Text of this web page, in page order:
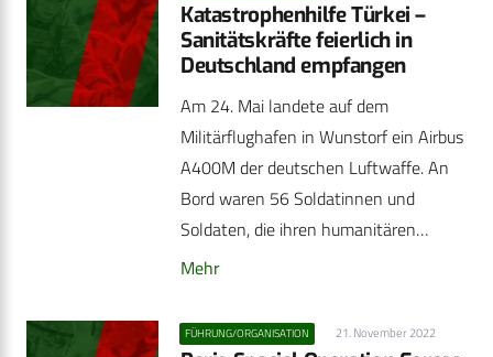
Katastrophenhilfe Türkei –
Sanitätskräfte feierlich in
Deutschland empfangen
Am 24. Mai landete auf dem
Militärflughafen in Wunstorf ein Airbus
A400M der deutschen Luftwaffe. An
Bord waren 56 Soldatinnen und
Soldaten, die ihren humanitären…
Mehr
FÜHRUNG/ORGANISATION 21. November 2022